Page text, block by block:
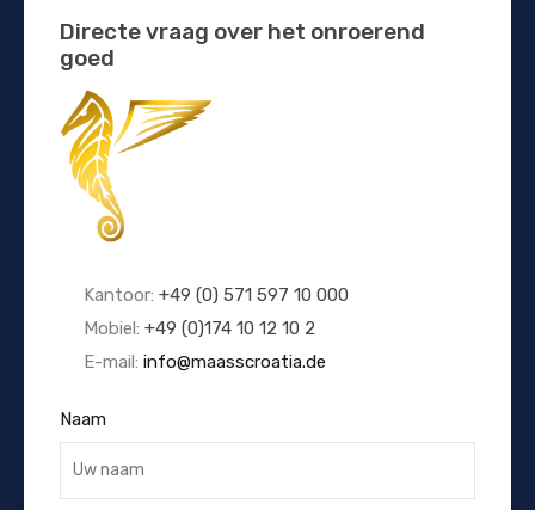
Directe vraag over het onroerend
goed
Kantoor: +49 (0) 571 597 10 000
Mobiel: +49 (0)174 10 12 10 2
E-mail: info@maasscroatia.de
Naam